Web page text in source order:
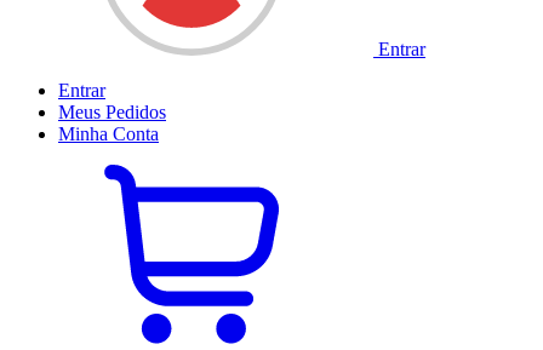
Entrar
Entrar
Meus Pedidos
Minha Conta